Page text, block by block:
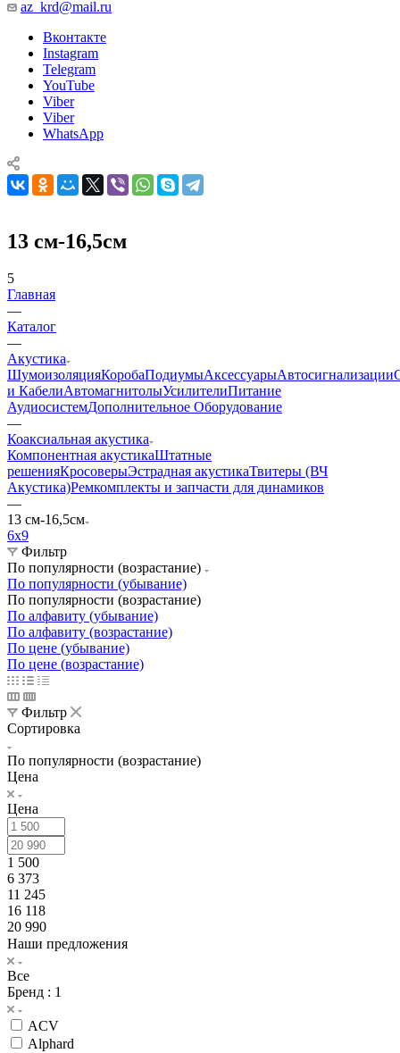
az_krd@mail.ru
Вконтакте
Instagram
Telegram
YouTube
Viber
Viber
WhatsApp
13 см-16,5см
5
Главная
—
Каталог
—
Акустика
ШумоизоляцияКоробаПодиумыАксессуарыАвтосигнализации
и КабелиАвтомагнитолыУсилителиПитание
АудиосистемДополнительное Оборудование
—
Коаксиальная акустика
Компонентная акустикаШтатные
решенияКросоверыЭстрадная акустикаТвитеры (ВЧ
Акустика)Ремкомплекты и запчасти для динамиков
—
13 см-16,5см
6х9
Фильтр
По популярности (возрастание)
По популярности (убывание)
По популярности (возрастание)
По алфавиту (убывание)
По алфавиту (возрастание)
По цене (убывание)
По цене (возрастание)
Фильтр
Сортировка
По популярности (возрастание)
Цена
Цена
1 500
6 373
11 245
16 118
20 990
Наши предложения
Все
Бренд : 1
ACV
Alphard